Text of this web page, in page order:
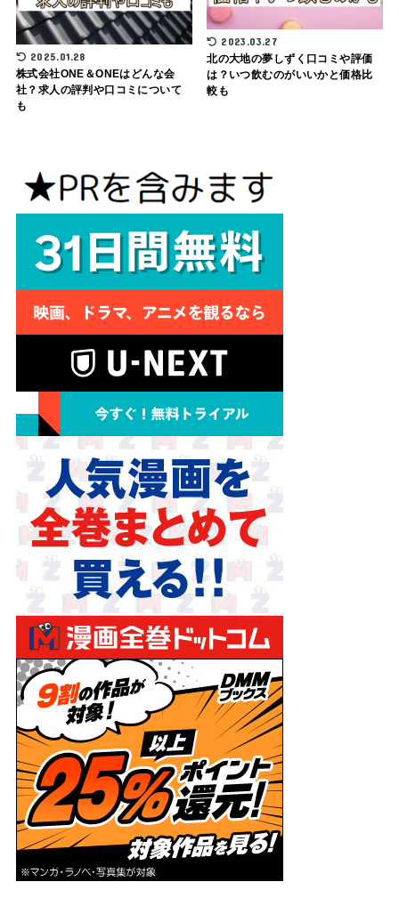
2025.01.28
株式会社ONE＆ONEはどんな会
社？求人の評判や口コミについて
も
2023.03.27
北の大地の夢しずく口コミや評価
は？いつ飲むのがいいかと価格比
較も